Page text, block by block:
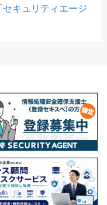
セキュリティエージ